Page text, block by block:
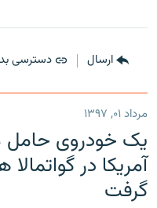
ارسال دسترسی
مرداد ۰۱, ۱۳۹۷
یک خودروی
آمریکا در
گرفت